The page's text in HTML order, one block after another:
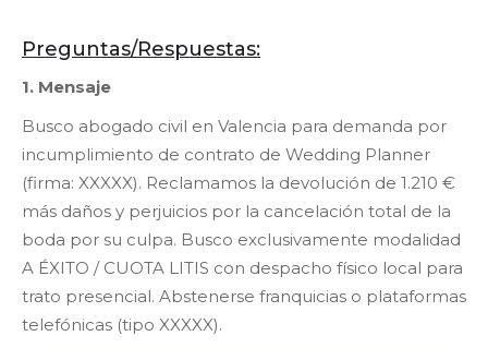
Preguntas/Respuestas:
1. Mensaje
Busco abogado civil en Valencia para demanda por
incumplimiento de contrato de Wedding Planner
(firma: XXXXX). Reclamamos la devolución de 1.210 €
más daños y perjuicios por la cancelación total de la
boda por su culpa. Busco exclusivamente modalidad
A ÉXITO / CUOTA LITIS con despacho físico local para
trato presencial. Abstenerse franquicias o plataformas
telefónicas (tipo XXXXX).